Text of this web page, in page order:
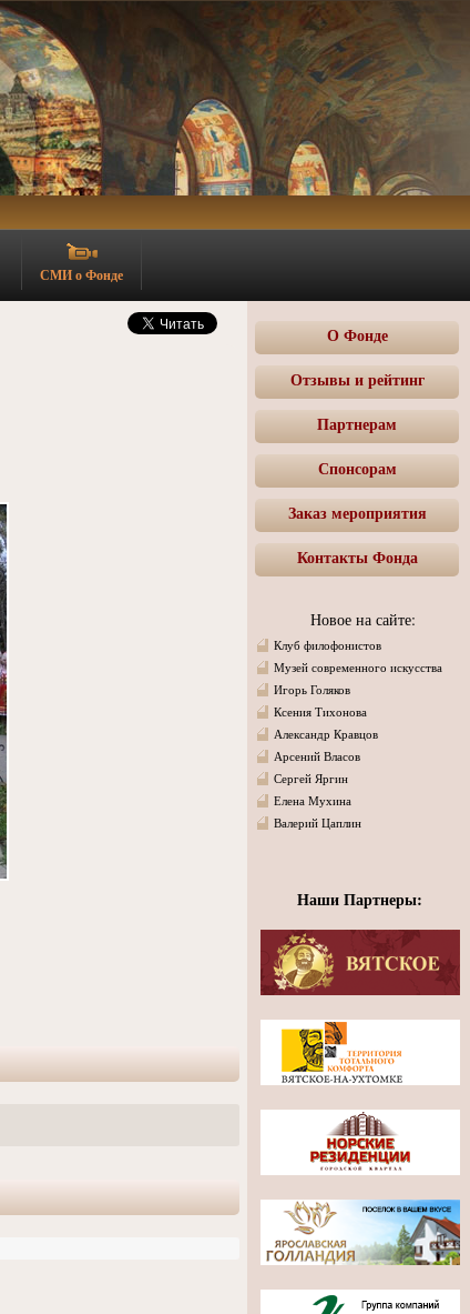
СМИ о Фонде
О Фонде
Отзывы и рейтинг
Партнерам
Спонсорам
Заказ мероприятия
Контакты Фонда
Новое на сайте:
Клуб филофонистов
Музей современного искусства
Игорь Голяков
Ксения Тихонова
Александр Кравцов
Арсений Власов
Сергей Яргин
Елена Мухина
Валерий Цаплин
Наши Партнеры: